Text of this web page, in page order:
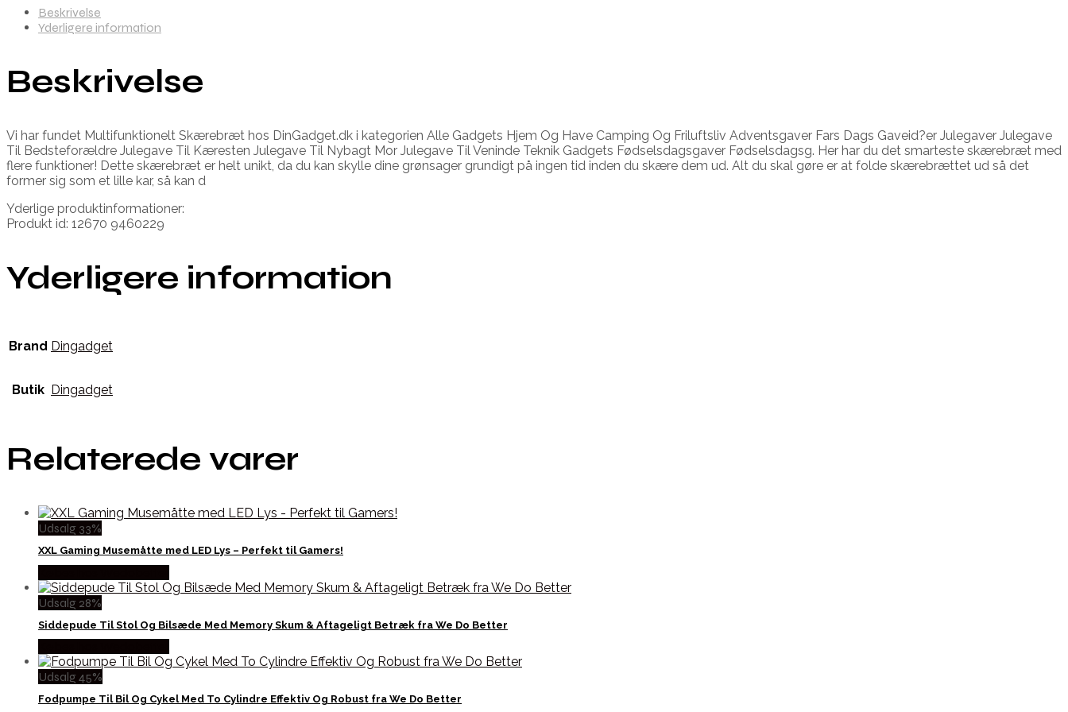
Beskrivelse
Yderligere information
Beskrivelse
Vi har fundet Multifunktionelt Skærebræt hos DinGadget.dk i kategorien Alle Gadgets Hjem Og Have Camping Og Friluftsliv Adventsgaver Fars Dags Gaveid?er Julegaver Julegave
Til Bedsteforældre Julegave Til Kæresten Julegave Til Nybagt Mor Julegave Til Veninde Teknik Gadgets Fødselsdagsgaver Fødselsdagsg. Her har du det smarteste skærebræt med
flere funktioner! Dette skærebræt er helt unikt, da du kan skylle dine grønsager grundigt på ingen tid inden du skære dem ud. Alt du skal gøre er at folde skærebrættet ud så det
former sig som et lille kar, så kan d
Yderlige produktinformationer:
Produkt id: 12670 9460229
Yderligere information
Brand Dingadget
Butik Dingadget
Relaterede varer
Udsalg 33%
XXL Gaming Musemåtte med LED Lys – Perfekt til Gamers!
Udsalg 28%
Siddepude Til Stol Og Bilsæde Med Memory Skum & Aftageligt Betræk fra We Do Better
Udsalg 45%
Fodpumpe Til Bil Og Cykel Med To Cylindre Effektiv Og Robust fra We Do Better